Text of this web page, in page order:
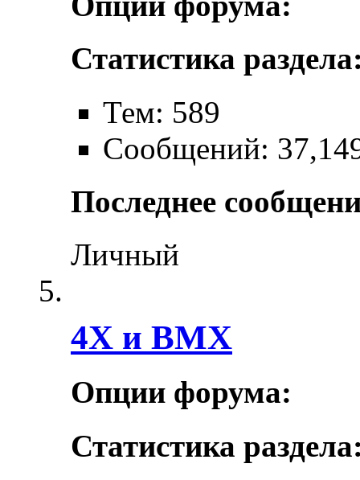
Статистика
Тем: 589
Сообщений:
Последнее
Личный
4X и BMX
Опции форума:
Статистика